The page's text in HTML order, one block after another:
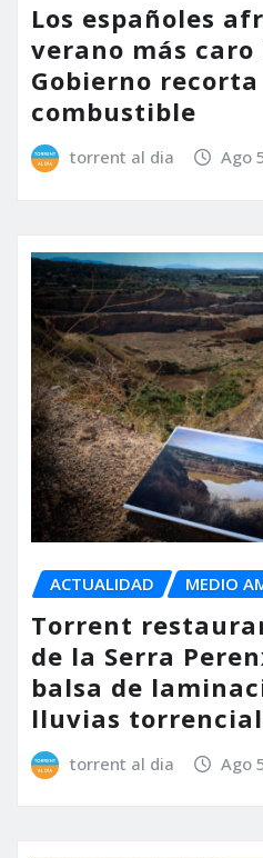
Los españoles
verano más
Gobierno
combustible
torrent al dia Ago
ACTUALIDAD MEDIO
Torrent
de la Serra
balsa de
lluvias
torrent al dia Ago